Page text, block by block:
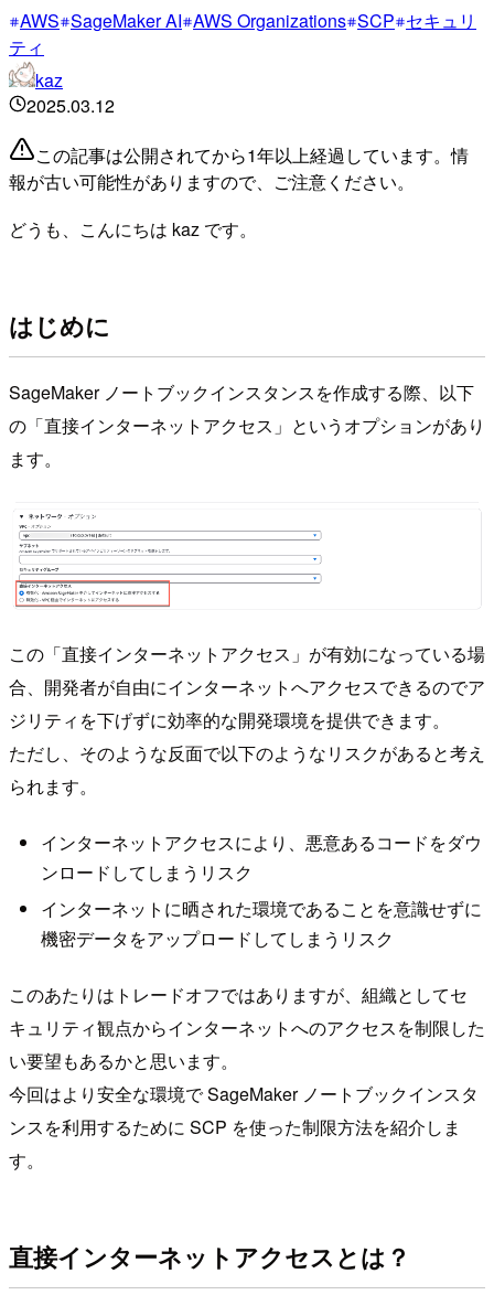
AWS SageMaker AI AWS Organizations SCP セキュリ
ティ
kaz
2025.03.12
この記事は公開されてから1年以上経過しています。情
報が古い可能性がありますので、ご注意ください。
どうも、こんにちは kaz です。
はじめに
SageMaker ノートブックインスタンスを作成する際、以下
の「直接インターネットアクセス」というオプションがあり
ます。
この「直接インターネットアクセス」が有効になっている場
合、開発者が自由にインターネットへアクセスできるのでア
ジリティを下げずに効率的な開発環境を提供できます。
ただし、そのような反面で以下のようなリスクがあると考え
られます。
インターネットアクセスにより、悪意あるコードをダウ
ンロードしてしまうリスク
インターネットに晒された環境であることを意識せずに
機密データをアップロードしてしまうリスク
このあたりはトレードオフではありますが、組織としてセ
キュリティ観点からインターネットへのアクセスを制限した
い要望もあるかと思います。
今回はより安全な環境で SageMaker ノートブックインスタ
ンスを利用するために SCP を使った制限方法を紹介しま
す。
直接インターネットアクセスとは？